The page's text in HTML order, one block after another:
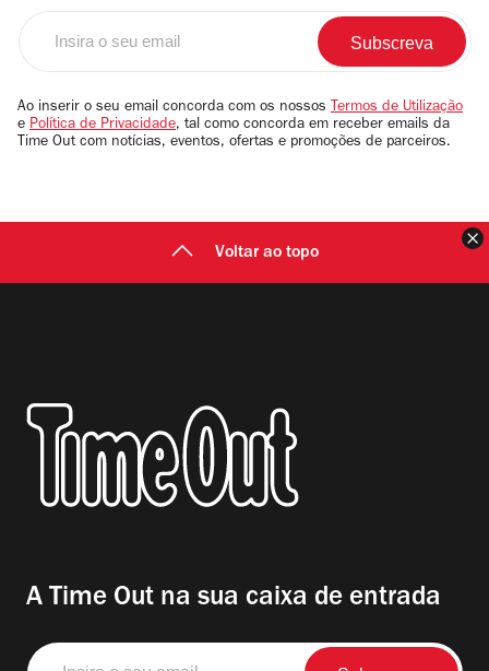
email
Ao inserir o seu email concorda com os nossos Termos de Utilização
e Política de Privacidade, tal como concorda em receber emails da
Time Out com notícias, eventos, ofertas e promoções de parceiros.
Voltar ao topo
A Time Out na sua caixa de entrada
Insira